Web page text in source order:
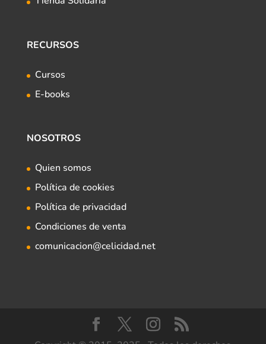
RECURSOS
Cursos
E-books
NOSOTROS
Quien somos
Política de cookies
Política de privacidad
Condiciones de venta
comunicacion@celicidad.net